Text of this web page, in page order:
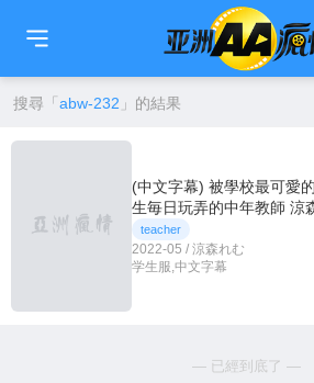
🇹🇼 简中 🇺🇸EN 🇯🇵
搜尋「 abw-232 」的結果
(中文字幕) 被學校最可愛
生毎日玩弄的中年教師 涼
teacher
2022-05 / 涼森れむ
学生服,中文字幕
— 已經到底了 —